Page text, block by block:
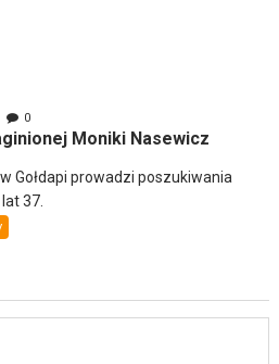
0
Moniki Nasewicz
Gołdapi prowadzi poszukiwania
37.